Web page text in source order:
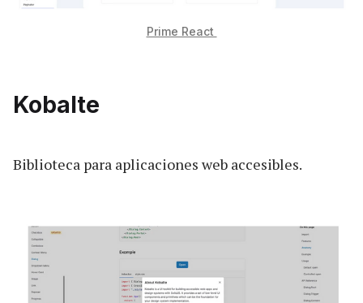
Prime React
Kobalte
Biblioteca para aplicaciones web accesibles.